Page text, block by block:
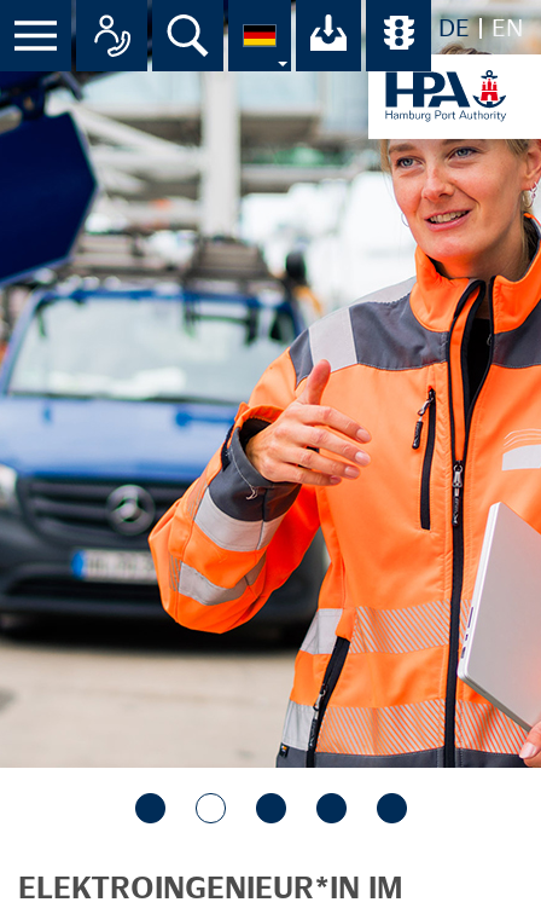
DE EN
Menü Alle Ansprechpartner im
Suche Ihr Download-
ELEKTROINGENIEUR*IN IM